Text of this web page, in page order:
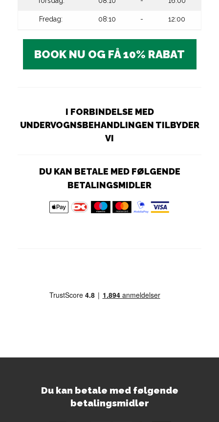
Fredag: 08:10 - 12:00
BOOK NU OG FÅ 10% RABAT
I FORBINDELSE MED
UNDERVOGNSBEHANDLINGEN TILBYDER
VI
DU KAN BETALE MED FØLGENDE
BETALINGSMIDLER
Du kan betale med følgende
betalingsmidler